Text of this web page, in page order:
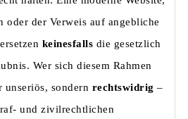
oder der Verweis auf angebliche
keinesfalls die gesetzlich
Wer sich diesem Rahmen
sondern rechtswidrig –
und zivilrechtlichen